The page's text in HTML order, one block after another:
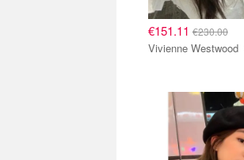
€151.11 €230.00